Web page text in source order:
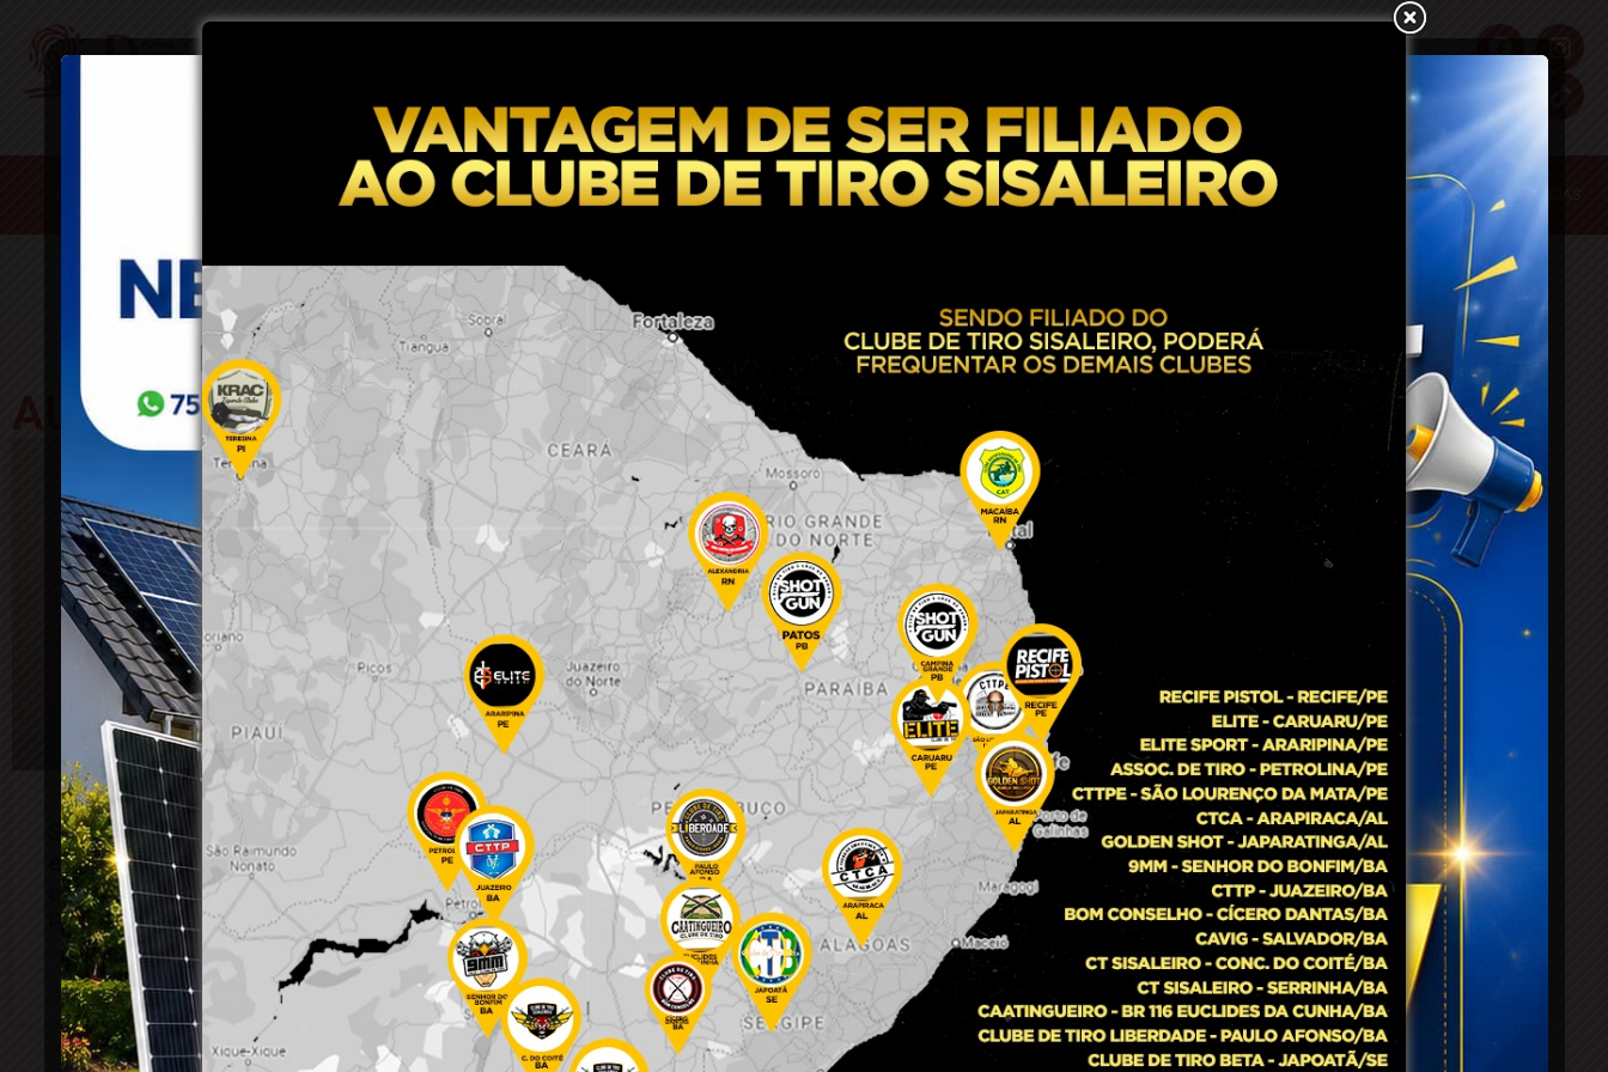
CONCURSOS E EMPREGO DESTAQUES EDUCAÇÃO ENTRETERIMENTO E CULTURA ESPORTES FAMOSOS POLICIA POLITICA SAÚDE ULTIMAS NOTICIAS
AUTOR
Suposto autor do acidente que matou
entregador de delivery pode se
entregar à qualquer momento, diz
Polícia Civil
18 de novembro de 2024